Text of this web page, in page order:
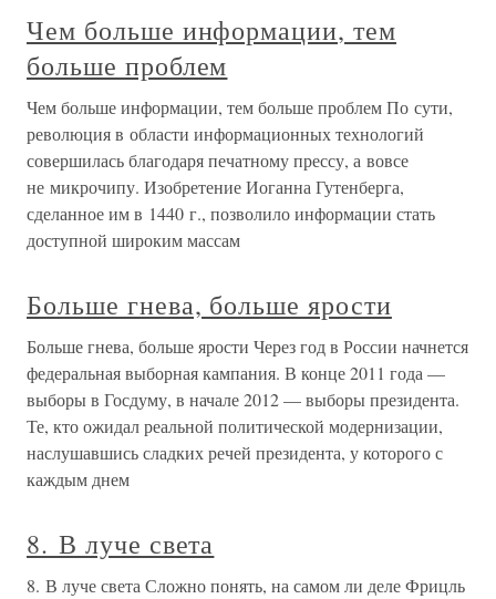
Чем больше информации, тем
больше проблем
Чем больше информации, тем больше проблем По сути,
революция в области информационных технологий
совершилась благодаря печатному прессу, а вовсе
не микрочипу. Изобретение Иоганна Гутенберга,
сделанное им в 1440 г., позволило информации стать
доступной широким массам
Больше гнева, больше ярости
Больше гнева, больше ярости Через год в России начнется
федеральная выборная кампания. В конце 2011 года —
выборы в Госдуму, в начале 2012 — выборы президента.
Те, кто ожидал реальной политической модернизации,
наслушавшись сладких речей президента, у которого с
каждым днем
8. В луче света
8. В луче света Сложно понять, на самом ли деле Фрицль